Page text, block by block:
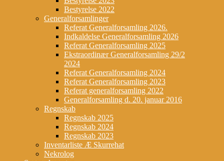
Bestyrelse 2022
Generalforsamlinger
Referat Generalforsamling 2026.
Indkaldelse Generalforsamling 2026
Referat Generalforsamling 2025
Ekstraordinær Generalforsamling 29/2
2024
Referat Generalforsamling 2024
Referat Generalforsamling 2023
Referat generalforsamling 2022
Generalforsamling d. 20. januar 2016
Regnskab
Regnskab 2025
Regnskab 2024
Regnskab 2023
Inventarliste Æ Skurrehat
Nekrolog